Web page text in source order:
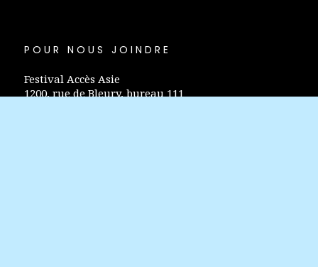
POUR NOUS JOINDRE
Festival Accès Asie
1200, rue de Bleury, bureau 111